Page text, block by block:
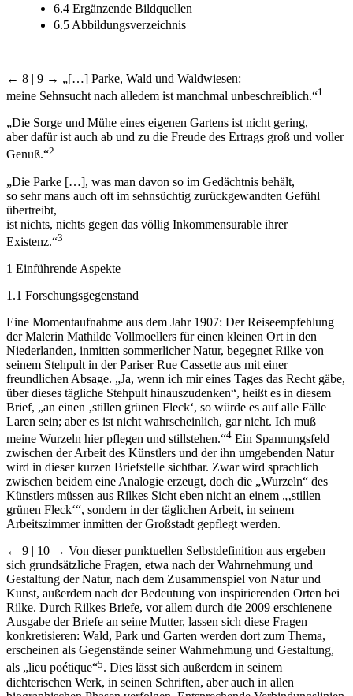
6.4 Ergänzende Bildquellen
6.5 Abbildungsverzeichnis
← 8 | 9 → „[…] Parke, Wald und Waldwiesen:
meine Sehnsucht nach alledem ist manchmal unbeschreiblich.“1
„Die Sorge und Mühe eines eigenen Gartens ist nicht gering,
aber dafür ist auch ab und zu die Freude des Ertrags groß und voller
Genuß.“2
„Die Parke […], was man davon so im Gedächtnis behält,
so sehr mans auch oft im sehnsüchtig zurückgewandten Gefühl
übertreibt,
ist nichts, nichts gegen das völlig Inkommensurable ihrer
Existenz.“3
1 Einführende Aspekte
1.1 Forschungsgegenstand
Eine Momentaufnahme aus dem Jahr 1907: Der Reiseempfehlung
der Malerin Mathilde Vollmoellers für einen kleinen Ort in den
Niederlanden, inmitten sommerlicher Natur, begegnet Rilke von
seinem Stehpult in der Pariser Rue Cassette aus mit einer
freundlichen Absage. „Ja, wenn ich mir eines Tages das Recht gäbe,
über dieses tägliche Stehpult hinauszudenken“, heißt es in diesem
Brief, „an einen ‚stillen grünen Fleck‘, so würde es auf alle Fälle
Laren sein; aber es ist nicht wahrscheinlich, gar nicht. Ich muß
meine Wurzeln hier pflegen und stillstehen.“4 Ein Spannungsfeld
zwischen der Arbeit des Künstlers und der ihn umgebenden Natur
wird in dieser kurzen Briefstelle sichtbar. Zwar wird sprachlich
zwischen beidem eine Analogie erzeugt, doch die „Wurzeln“ des
Künstlers müssen aus Rilkes Sicht eben nicht an einem „‚stillen
grünen Fleck‘“, sondern in der täglichen Arbeit, in seinem
Arbeitszimmer inmitten der Großstadt gepflegt werden.
← 9 | 10 → Von dieser punktuellen Selbstdefinition aus ergeben
sich grundsätzliche Fragen, etwa nach der Wahrnehmung und
Gestaltung der Natur, nach dem Zusammenspiel von Natur und
Kunst, außerdem nach der Bedeutung von inspirierenden Orten bei
Rilke. Durch Rilkes Briefe, vor allem durch die 2009 erschienene
Ausgabe der Briefe an seine Mutter, lassen sich diese Fragen
konkretisieren: Wald, Park und Garten werden dort zum Thema,
erscheinen als Gegenstände seiner Wahrnehmung und Gestaltung,
als „lieu poétique“5. Dies lässt sich außerdem in seinem
dichterischen Werk, in seinen Schriften, aber auch in allen